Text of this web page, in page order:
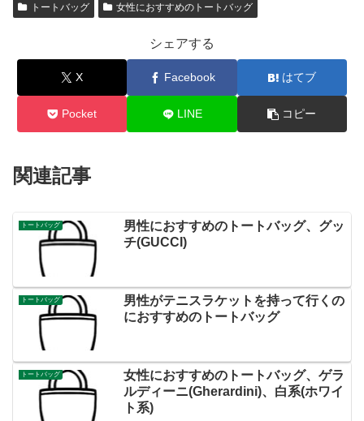
トートバッグ 女性におすすめのトートバッグ
シェアする
X Facebook はてブ
Pocket LINE コピー
関連記事
トートバッグ
男性におすすめのトートバッグ、グッ
チ(GUCCI)
トートバッグ
男性がテニスラケットを持って行くの
におすすめのトートバッグ
トートバッグ
女性におすすめのトートバッグ、ゲラ
ルディーニ(Gherardini)、白系(ホワイ
ト系)